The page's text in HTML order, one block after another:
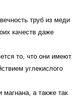
труб из меди
качеств даже
то, что они имеют
углекислого
а также так